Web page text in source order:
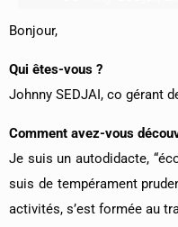
Bonjour,
Qui êtes-vous ?
Johnny SEDJAI, co gérant
Comment avez-vous
Je suis un autodidacte,
suis de tempérament
activités, s’est formée au